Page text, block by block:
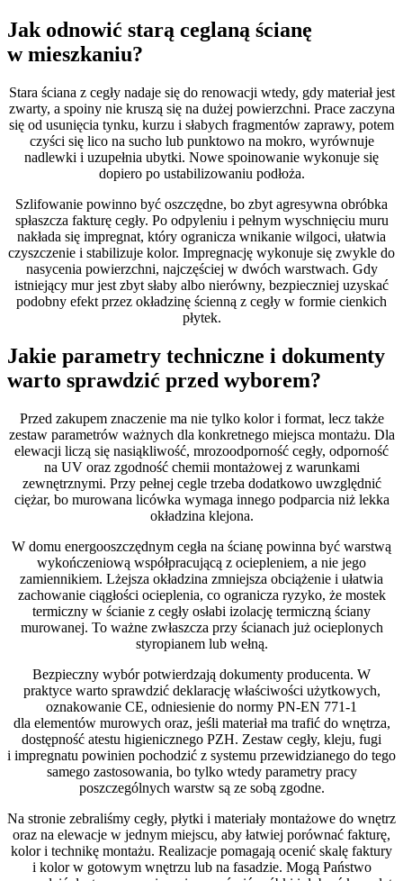
Jak odnowić starą ceglaną ścianę
w mieszkaniu?
Stara ściana z cegły nadaje się do renowacji wtedy, gdy materiał jest
zwarty, a spoiny nie kruszą się na dużej powierzchni. Prace zaczyna
się od usunięcia tynku, kurzu i słabych fragmentów zaprawy, potem
czyści się lico na sucho lub punktowo na mokro, wyrównuje
nadlewki i uzupełnia ubytki. Nowe spoinowanie wykonuje się
dopiero po ustabilizowaniu podłoża.
Szlifowanie powinno być oszczędne, bo zbyt agresywna obróbka
spłaszcza fakturę cegły. Po odpyleniu i pełnym wyschnięciu muru
nakłada się impregnat, który ogranicza wnikanie wilgoci, ułatwia
czyszczenie i stabilizuje kolor. Impregnację wykonuje się zwykle do
nasycenia powierzchni, najczęściej w dwóch warstwach. Gdy
istniejący mur jest zbyt słaby albo nierówny, bezpieczniej uzyskać
podobny efekt przez okładzinę ścienną z cegły w formie cienkich
płytek.
Jakie parametry techniczne i dokumenty
warto sprawdzić przed wyborem?
Przed zakupem znaczenie ma nie tylko kolor i format, lecz także
zestaw parametrów ważnych dla konkretnego miejsca montażu. Dla
elewacji liczą się nasiąkliwość, mrozoodporność cegły, odporność
na UV oraz zgodność chemii montażowej z warunkami
zewnętrznymi. Przy pełnej cegle trzeba dodatkowo uwzględnić
ciężar, bo murowana licówka wymaga innego podparcia niż lekka
okładzina klejona.
W domu energooszczędnym cegła na ścianę powinna być warstwą
wykończeniową współpracującą z ociepleniem, a nie jego
zamiennikiem. Lżejsza okładzina zmniejsza obciążenie i ułatwia
zachowanie ciągłości ocieplenia, co ogranicza ryzyko, że mostek
termiczny w ścianie z cegły osłabi izolację termiczną ściany
murowanej. To ważne zwłaszcza przy ścianach już ocieplonych
styropianem lub wełną.
Bezpieczny wybór potwierdzają dokumenty producenta. W
praktyce warto sprawdzić deklarację właściwości użytkowych,
oznakowanie CE, odniesienie do normy PN-EN 771-1
dla elementów murowych oraz, jeśli materiał ma trafić do wnętrza,
dostępność atestu higienicznego PZH. Zestaw cegły, kleju, fugi
i impregnatu powinien pochodzić z systemu przewidzianego do tego
samego zastosowania, bo tylko wtedy parametry pracy
poszczególnych warstw są ze sobą zgodne.
Na stronie zebraliśmy cegły, płytki i materiały montażowe do wnętrz
oraz na elewacje w jednym miejscu, aby łatwiej porównać fakturę,
kolor i technikę montażu. Realizacje pomagają ocenić skalę faktury
i kolor w gotowym wnętrzu lub na fasadzie. Mogą Państwo